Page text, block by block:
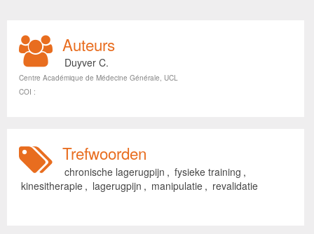
Auteurs
Duyver C.
Centre Académique de Médecine Générale, UCL
COI :
Trefwoorden
chronische lagerugpijn , fysieke training ,
kinesitherapie , lagerugpijn , manipulatie , revalidatie